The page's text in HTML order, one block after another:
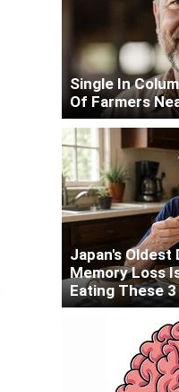
Single In
Of Farmers
Japan's Oldest
Memory Loss
Eating These